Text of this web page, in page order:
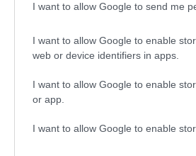
I want to allow Google to send me
I want to allow Google to enable
web or device identifiers in apps.
I want to allow Google to enable
or app.
I want to allow Google to enable